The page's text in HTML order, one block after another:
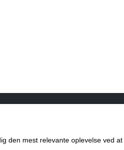
den mest relevante oplevelse ved